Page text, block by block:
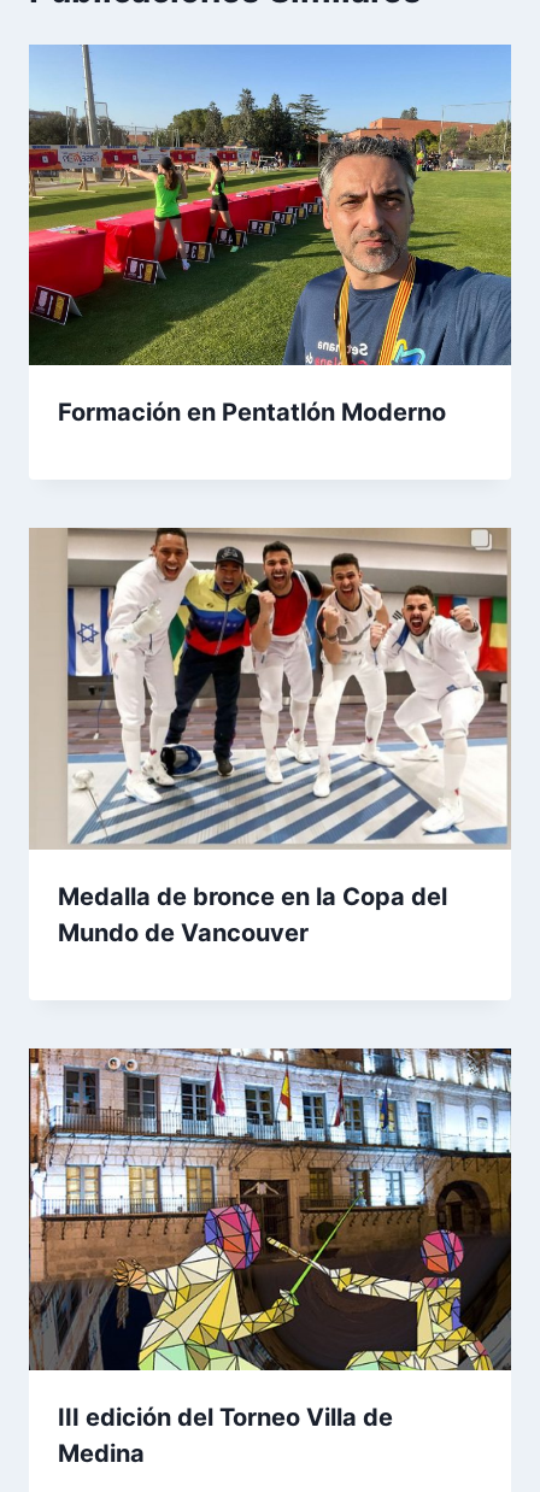
Formación en Pentatlón Moderno
Medalla de bronce en la Copa del
Mundo de Vancouver
III edición del Torneo Villa de
Medina